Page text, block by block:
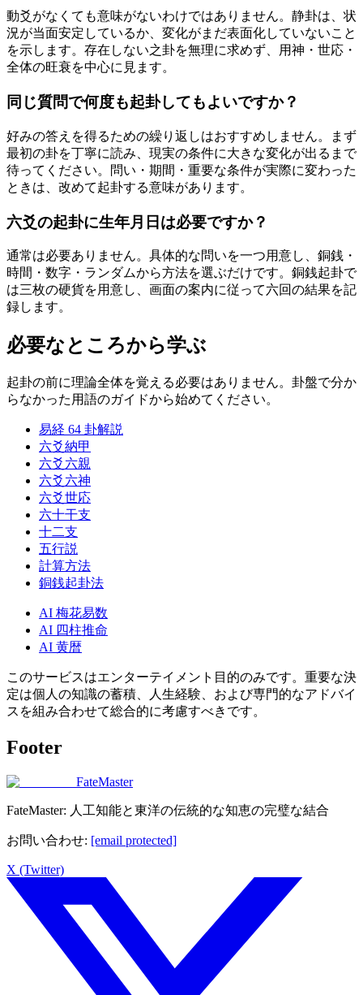
動爻がなくても意味がないわけではありません。静卦は、状
況が当面安定しているか、変化がまだ表面化していないこと
を示します。存在しない之卦を無理に求めず、用神・世応・
全体の旺衰を中心に見ます。
同じ質問で何度も起卦してもよいですか？
好みの答えを得るための繰り返しはおすすめしません。まず
最初の卦を丁寧に読み、現実の条件に大きな変化が出るまで
待ってください。問い・期間・重要な条件が実際に変わった
ときは、改めて起卦する意味があります。
六爻の起卦に生年月日は必要ですか？
通常は必要ありません。具体的な問いを一つ用意し、銅銭・
時間・数字・ランダムから方法を選ぶだけです。銅銭起卦で
は三枚の硬貨を用意し、画面の案内に従って六回の結果を記
録します。
必要なところから学ぶ
起卦の前に理論全体を覚える必要はありません。卦盤で分か
らなかった用語のガイドから始めてください。
易経 64 卦解説
六爻納甲
六爻六親
六爻六神
六爻世応
六十干支
十二支
五行説
計算方法
銅銭起卦法
AI 梅花易数
AI 四柱推命
AI 黄暦
このサービスはエンターテイメント目的のみです。重要な決
定は個人の知識の蓄積、人生経験、および専門的なアドバイ
スを組み合わせて総合的に考慮すべきです。
Footer
FateMaster
FateMaster: 人工知能と東洋の伝統的な知恵の完璧な結合
お問い合わせ: [email protected]
X (Twitter)